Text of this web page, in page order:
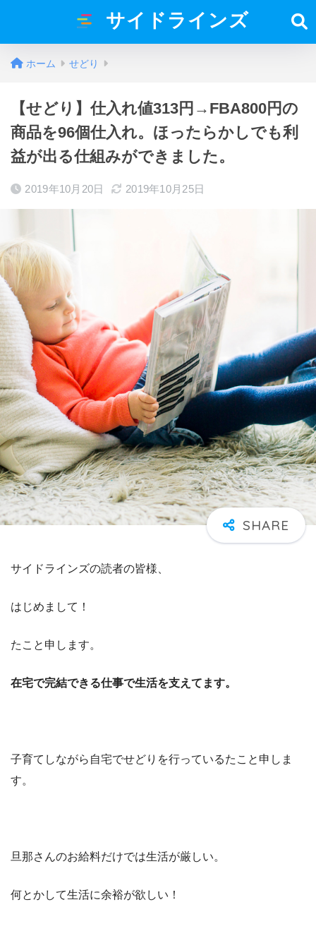
サイドラインズ
ホーム せどり
【せどり】仕入れ値313円→FBA800円の
商品を96個仕入れ。ほったらかしでも利
益が出る仕組みができました。
2019年10月20日 2019年10月25日
サイドラインズの読者の皆様、
はじめまして！
たこと申します。
在宅で完結できる仕事で生活を支えてます。
子育てしながら自宅でせどりを行っているたこと申しま
す。
旦那さんのお給料だけでは生活が厳しい。
何とかして生活に余裕が欲しい！